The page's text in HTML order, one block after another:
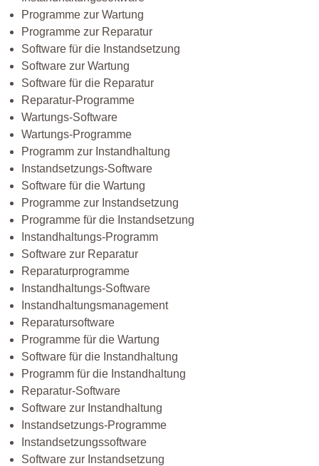
Programme zur Wartung
Programme zur Reparatur
Software für die Instandsetzung
Software zur Wartung
Software für die Reparatur
Reparatur-Programme
Wartungs-Software
Wartungs-Programme
Programm zur Instandhaltung
Instandsetzungs-Software
Software für die Wartung
Programme zur Instandsetzung
Programme für die Instandsetzung
Instandhaltungs-Programm
Software zur Reparatur
Reparaturprogramme
Instandhaltungs-Software
Instandhaltungsmanagement
Reparatursoftware
Programme für die Wartung
Software für die Instandhaltung
Programm für die Instandhaltung
Reparatur-Software
Software zur Instandhaltung
Instandsetzungs-Programme
Instandsetzungssoftware
Software zur Instandsetzung